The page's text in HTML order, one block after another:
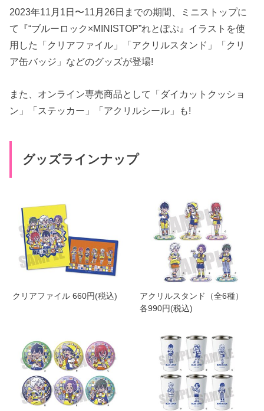
2023年11月1日〜11月26日までの期間、ミニストップに
て『“ブルーロック×MINISTOP”れとぽぷ』イラストを使
用した「クリアファイル」「アクリルスタンド」「クリ
ア缶バッジ」などのグッズが登場!
また、オンライン専売商品として「ダイカットクッショ
ン」「ステッカー」「アクリルシール」も!
グッズラインナップ
クリアファイル 660円(税込)
アクリルスタンド（全6種）
各990円(税込)